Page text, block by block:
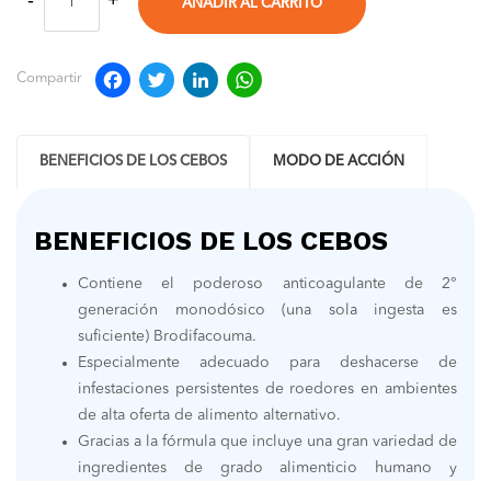
AÑADIR AL CARRITO
Compartir Facebook
TwitterLinkedIn
BENEFICIOS DE LOS CEBOS MODO DE ACCIÓN
BENEFICIOS DE LOS CEBOS
Contiene el poderoso anticoagulante de 2°
generación monodósico (una sola ingesta es
suficiente) Brodifacouma.
Especialmente adecuado para deshacerse de
infestaciones persistentes de roedores en ambientes
de alta oferta de alimento alternativo.
Gracias a la fórmula que incluye una gran variedad de
ingredientes de grado alimenticio humano y